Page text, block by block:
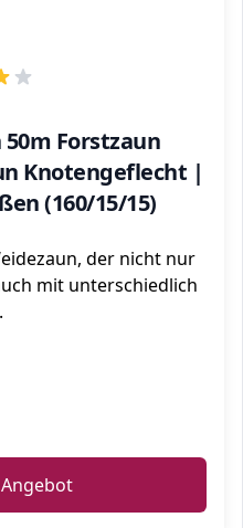
Forstzaun
Knotengeflecht |
(160/15/15)
der nicht nur
mit unterschiedlich